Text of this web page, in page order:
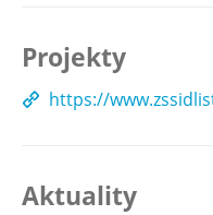
Projekty
https://
Aktuality